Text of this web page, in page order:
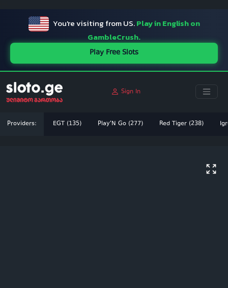
You're visiting from US.Play in English on
GambleCrush.
Play Free Slots
Sign In
Providers: EGT (135) Play'N Go (277) Red Tiger (238)